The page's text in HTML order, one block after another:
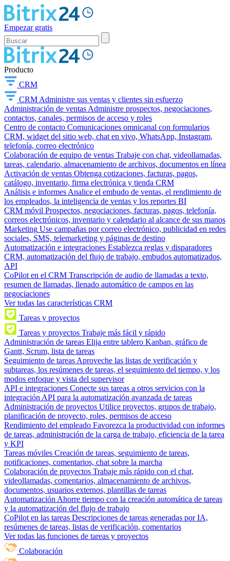
Empezar gratis
Producto
CRM
CRM Administre sus ventas y clientes sin esfuerzo
Administración de ventas Administre prospectos, negociaciones,
contactos, canales, permisos de acceso y roles
Centro de contacto Comunicaciones omnicanal con formularios
CRM, widget del sitio web, chat en vivo, WhatsApp, Instagram,
telefonía, correo electrónico
Colaboración de equipo de ventas Trabaje con chat, videollamadas,
tareas, calendario, almacenamiento de archivos, documentos en línea
Activación de ventas Obtenga cotizaciones, facturas, pagos,
catálogo, inventario, firma electrónica y tienda CRM
Análisis e informes Analice el embudo de ventas, el rendimiento de
los empleados, la inteligencia de ventas y los reportes BI
CRM móvil Prospectos, negociaciones, facturas, pagos, telefonía,
correos electrónicos, inventario y calendario al alcance de sus manos
Marketing Use campañas por correo electrónico, publicidad en redes
sociales, SMS, telemarketing y páginas de destino
Automatización e integraciones Establezca reglas y disparadores
CRM, automatización del flujo de trabajo, embudos automatizados,
API
CoPilot en el CRM Transcripción de audio de llamadas a texto,
resumen de llamadas, llenado automático de campos en las
negociaciones
Ver todas las características CRM
Tareas y proyectos
Tareas y proyectos Trabaje más fácil y rápido
Administración de tareas Elija entre tablero Kanban, gráfico de
Gantt, Scrum, lista de tareas
Seguimiento de tareas Aproveche las listas de verificación y
subtareas, los resúmenes de tareas, el seguimiento del tiempo, y los
modos enfoque y vista del supervisor
API e integraciones Conecte sus tareas a otros servicios con la
integración API para la automatización avanzada de tareas
Administración de proyectos Utilice proyectos, grupos de trabajo,
planificación de proyecto, roles, permisos de acceso
Rendimiento del empleado Favorezca la productividad con informes
de tareas, administración de la carga de trabajo, eficiencia de la tarea
y KPI
Tareas móviles Creación de tareas, seguimiento de tareas,
notificaciones, comentarios, chat sobre la marcha
Colaboración de proyectos Trabaje más rápido con el chat,
videollamadas, comentarios, almacenamiento de archivos,
documentos, usuarios externos, plantillas de tareas
Automatización Ahorre tiempo con la creación automática de tareas
y la automatización del flujo de trabajo
CoPilot en las tareas Descripciones de tareas generadas por IA,
resúmenes de tareas, listas de verificación, comentarios
Ver todas las funciones de tareas y proyectos
Colaboración